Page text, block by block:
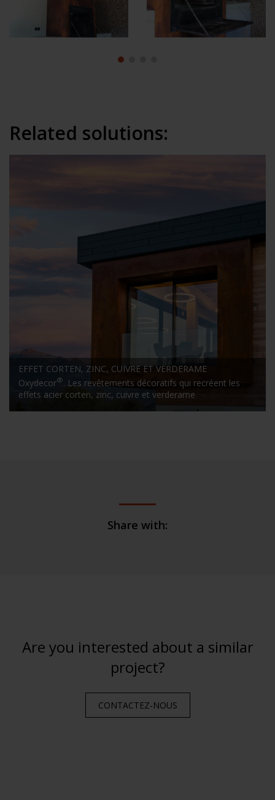
Related solutions:
EFFET CORTEN, ZINC, CUIVRE ET VERDERAME
Oxydecor®. Les revêtements décoratifs qui recréent les
effets acier corten, zinc, cuivre et verderame
Share with:
Are you interested about a similar
project?
CONTACTEZ-NOUS